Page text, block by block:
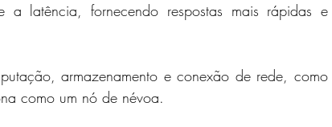
latência, fornecendo respostas mais rápidas e
armazenamento e conexão de rede, como
como um nó de névoa.